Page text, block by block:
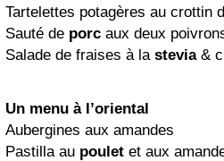
Tartelettes potagères au crottin
Sauté de porc aux deux
Salade de fraises à la stevia&
Un menu à l’oriental
Aubergines aux amandes
Pastilla au poulet et aux